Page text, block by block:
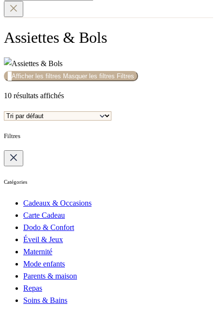
Assiettes & Bols
Afficher les filtres Masquer les filtres Filtres
10 résultats affichés
Filtres
Catégories
Cadeaux & Occasions
Carte Cadeau
Dodo & Confort
Éveil & Jeux
Maternité
Mode enfants
Parents & maison
Repas
Soins & Bains